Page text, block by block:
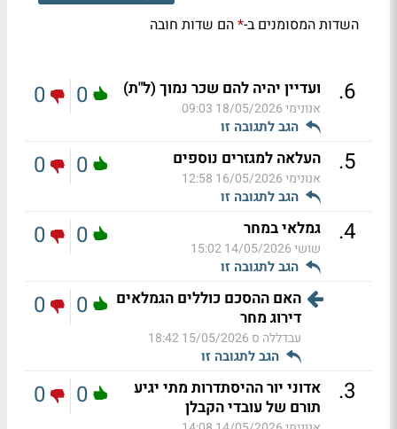
השדות המסומנים ב-*הם שדות חובה
6
. ועדיין יהיה להם שכר נמוך (ל"ת)
אנונימי18/05/2026 09:03
הגב לתגובה זו
0
0
5
. העלאה למגזרים נוספים
אנונימי16/05/2026 12:58
הגב לתגובה זו
0
0
4
. גמלאי במחר
שושי14/05/2026 15:02
הגב לתגובה זו
0
0
האם ההסכם כוללים הגמלאים
דירוג מחר
עבדללה ס 15/05/2026 18:42
הגב לתגובה זו
0
0
3
.
אדוני יור ההיסתדרות מתי יגיע
תורם של עובדי הקבלן
0
0